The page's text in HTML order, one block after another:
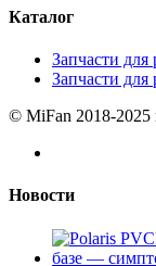
Каталог
Запчасти
Запчасти
© MiFan 2018-2025
Новости